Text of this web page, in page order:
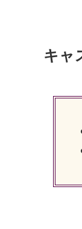
キャ